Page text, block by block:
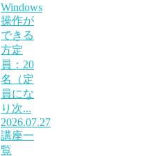
Windows
操作が
できる
方定
員：20
名（定
員にな
り次...
2026.07.27
講座一
覧